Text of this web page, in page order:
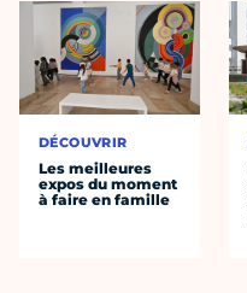
DÉCOUVRIR
Les meilleures
expos du moment
à faire en famille